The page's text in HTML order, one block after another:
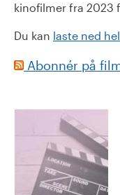
kinofilmer fra 2023
Du kan laste ned
Abonnér på